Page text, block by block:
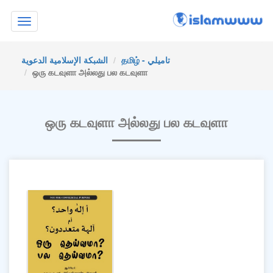
Toggle
navigation
الشبكة الإسلامية الدعوية
தமிழ் - تاميلي
ஒரு கடவுளா அல்லது பல கடவுளா
ஒரு கடவுளா அல்லது பல கடவுளா